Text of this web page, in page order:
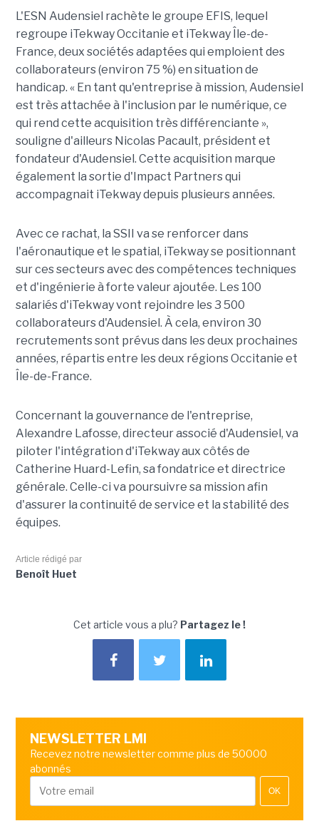
L'ESN Audensiel rachète le groupe EFIS, lequel
regroupe iTekway Occitanie et iTekway Île-de-
France, deux sociétés adaptées qui emploient des
collaborateurs (environ 75 %) en situation de
handicap. « En tant qu'entreprise à mission, Audensiel
est très attachée à l'inclusion par le numérique, ce
qui rend cette acquisition très différenciante »,
souligne d'ailleurs Nicolas Pacault, président et
fondateur d'Audensiel. Cette acquisition marque
également la sortie d'Impact Partners qui
accompagnait iTekway depuis plusieurs années.
Avec ce rachat, la SSII va se renforcer dans
l'aéronautique et le spatial, iTekway se positionnant
sur ces secteurs avec des compétences techniques
et d'ingénierie à forte valeur ajoutée. Les 100
salariés d'iTekway vont rejoindre les 3 500
collaborateurs d'Audensiel. À cela, environ 30
recrutements sont prévus dans les deux prochaines
années, répartis entre les deux régions Occitanie et
Île-de-France.
Concernant la gouvernance de l'entreprise,
Alexandre Lafosse, directeur associé d'Audensiel, va
piloter l'intégration d'iTekway aux côtés de
Catherine Huard-Lefin, sa fondatrice et directrice
générale. Celle-ci va poursuivre sa mission afin
d'assurer la continuité de service et la stabilité des
équipes.
Article rédigé par
Benoît Huet
Cet article vous a plu? Partagez le !
NEWSLETTER LMI
Recevez notre newsletter comme plus de 50000
abonnés
OK